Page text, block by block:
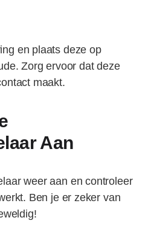
en plaats deze op
Zorg ervoor dat deze
maakt.
Aan
weer aan en controleer
Ben je er zeker van